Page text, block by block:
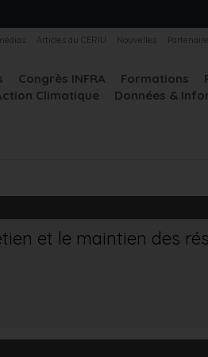
Articles du CERIU Nouvelles
Congrès INFRA Formations
Climatique
Données &
et le maintien des